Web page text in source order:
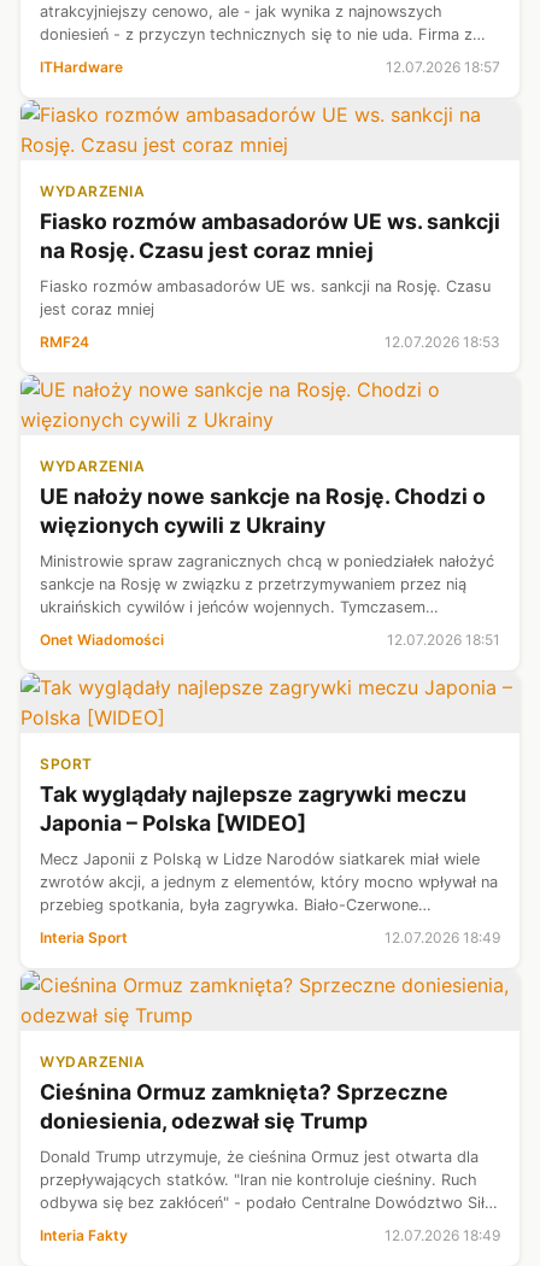
atrakcyjniejszy cenowo, ale - jak wynika z najnowszych
doniesień - z przyczyn technicznych się to nie uda. Firma z
Cupertino zaczęła już podnosić ceny w swoim portfolio, a
ITHardware 12.07.2026 18:57
WYDARZENIA
Fiasko rozmów ambasadorów UE ws. sankcji
na Rosję. Czasu jest coraz mniej
Fiasko rozmów ambasadorów UE ws. sankcji na Rosję. Czasu
jest coraz mniej
RMF24
12.07.2026 18:53
WYDARZENIA
UE nałoży nowe sankcje na Rosję. Chodzi o
więzionych cywili z Ukrainy
Ministrowie spraw zagranicznych chcą w poniedziałek nałożyć
sankcje na Rosję w związku z przetrzymywaniem przez nią
ukraińskich cywilów i jeńców wojennych. Tymczasem
ambasadorowie państw członkowskich UE w niedzielę nie
Onet Wiadomości 12.07.2026 18:51
SPORT
Tak wyglądały najlepsze zagrywki meczu
Japonia – Polska [WIDEO]
Mecz Japonii z Polską w Lidze Narodów siatkarek miał wiele
zwrotów akcji, a jednym z elementów, który mocno wpływał na
przebieg spotkania, była zagrywka. Biało-Czerwone
rozpoczęły znakomicie i prowadziły już 2:0, ale gospodynie
turnieju w Osace zdoła...
Interia Sport 12.07.2026 18:49
WYDARZENIA
Cieśnina Ormuz zamknięta? Sprzeczne
doniesienia, odezwał się Trump
Donald Trump utrzymuje, że cieśnina Ormuz jest otwarta dla
przepływających statków. "Iran nie kontroluje cieśniny. Ruch
odbywa się bez zakłóceń" - podało Centralne Dowództwo Sił
Zbrojnych USA. Wcześniej władze w Teheranie ogłosiły, że
morska przepraw...
Interia Fakty 12.07.2026 18:49